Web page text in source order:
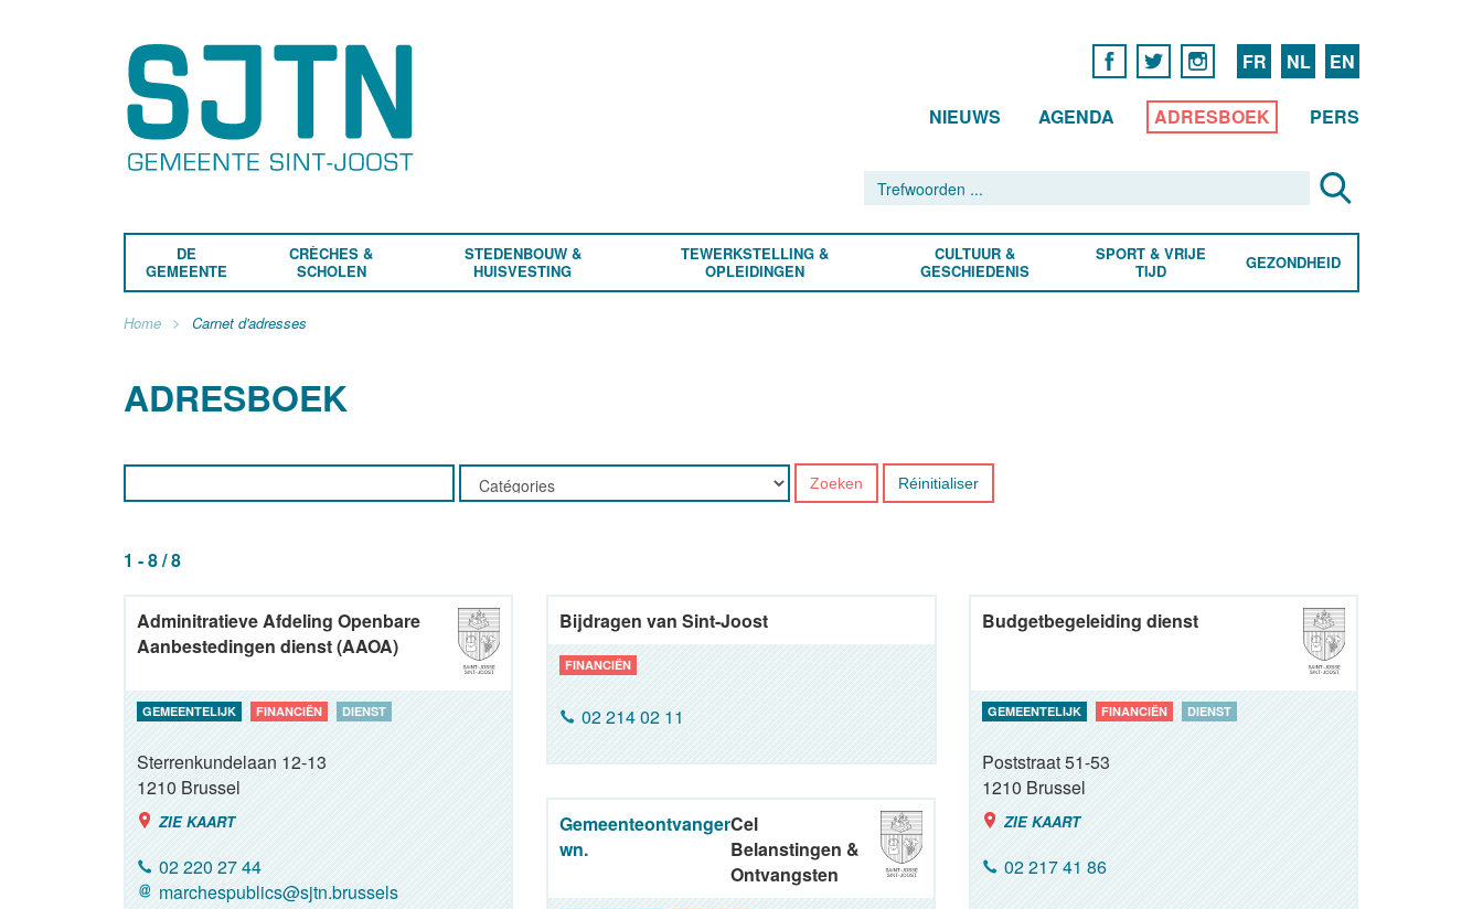
FR NL EN
NIEUWS AGENDA ADRESBOEK PERS
DE
GEMEENTE
CRÈCHES &
SCHOLEN
STEDENBOUW &
HUISVESTING
TEWERKSTELLING &
OPLEIDINGEN
CULTUUR &
GESCHIEDENIS
SPORT & VRIJE
TIJD
GEZONDHEID
Home Carnet d'adresses
ADRESBOEK
Zoeken Réinitialiser
1 - 8 / 8
Adminitratieve Afdeling Openbare
Aanbestedingen dienst (AAOA)
GEMEENTELIJK FINANCIËN DIENST
Sterrenkundelaan 12-13
1210Brussel
ZIE KAART
02 220 27 44
marchespublics@sjtn.brussels
Bijdragen van Sint-Joost
FINANCIËN
02 214 02 11
Budgetbegeleiding dienst
GEMEENTELIJK FINANCIËN DIENST
Poststraat 51-53
1210Brussel
ZIE KAART
02 217 41 86
Gemeenteontvanger
wn.
Cel
Belanstingen &
Ontvangsten